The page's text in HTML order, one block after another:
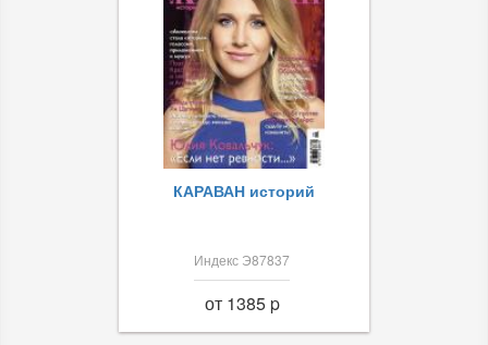
КАРАВАН историй
Индекс Э87837
от 1385 p